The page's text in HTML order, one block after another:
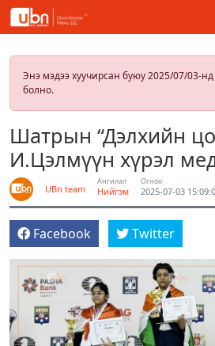
Энэ мэдээ хуучирсан буюу 2025/07/03-
болно.
Шатрын “Дэлхийн
И.Цэлмүүн хүрэл
UBn team
Ангилал
Нийгэм
Огноо
2025-07-03
Facebook Twitter